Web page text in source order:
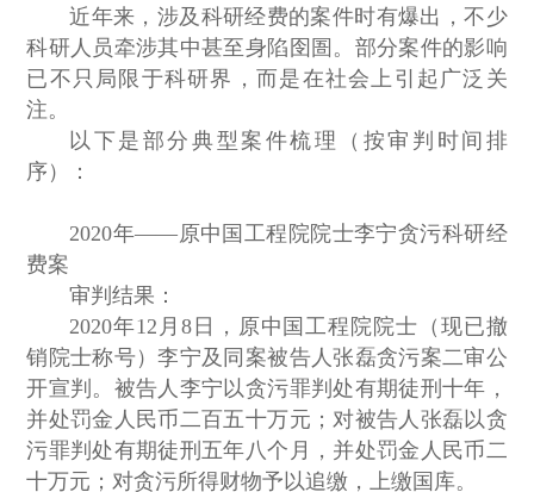
近年来，涉及科研经费的案件时有爆出，不少
科研人员牵涉其中甚至身陷囹圄。部分案件的影响
已不只局限于科研界，而是在社会上引起广泛关
注。
以下是部分典型案件梳理（按审判时间排
序）：
2020年——原中国工程院院士李宁贪污科研经
费案
审判结果：
2020年12月8日，原中国工程院院士（现已撤
销院士称号）李宁及同案被告人张磊贪污案二审公
开宣判。被告人李宁以贪污罪判处有期徒刑十年，
并处罚金人民币二百五十万元；对被告人张磊以贪
污罪判处有期徒刑五年八个月，并处罚金人民币二
十万元；对贪污所得财物予以追缴，上缴国库。